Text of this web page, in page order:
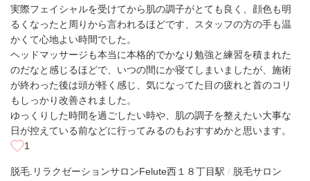
実際フェイシャルを受けてから肌の調子がとても良く、顔色も明
るくなったと周りから言われるほどです、スタッフの方の手も温
かくて心地よい時間でした。
ヘッドマッサージも本当に本格的でかなり勉強と練習を積まれた
のだなと感じるほどで、いつの間にか寝てしまいましたが、施術
が終わった後は頭が軽く感じ、気になってた目の疲れと首のコリ
もしっかり改善されました。
ゆっくりした時間を過ごしたい時や、肌の調子を整えたい大事な
日が控えている前などに行ってみるのもおすすめかと思います。
1
脱毛.リラクゼーションサロンFelute西１８丁目駅 脱毛サロン